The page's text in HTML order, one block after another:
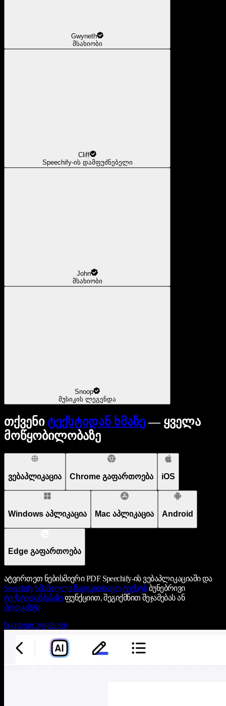
Gwyneth
მსახიობი
Cliff
Speechify-ის დამფუძნებელი
John
მსახიობი
Snoop
მუსიკის ლეგენდა
თქვენი ტექსტიდან ხმაზე— ყველა
მოწყობილობაზე
ვებაპლიკაცია Chrome გაფართოება iOS
Windows აპლიკაცია Mac აპლიკაცია Android
Edge გაფართოება
ატვირთეთ ნებისმიერი PDF Speechify-ის ვებაპლიკაციაში და
Speechify ხმამაღლა წაგიკითხავთ ტექსტსბუნებრივი
ტექსტიდან ხმაზეფუნქციით, შეგიქმნით შეჯამებას ან
პოდკასტს
სცადეთ უფასოდ